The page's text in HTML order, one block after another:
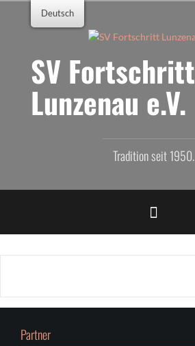
SV Fortschritt
Lunzenau e.V.
Tradition seit 1950.
Partner
Deutsch